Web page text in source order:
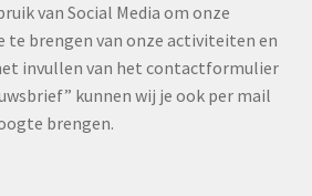
van Social Media om onze
te brengen van onze activiteiten en
invullen van het contactformulier
kunnen wij je ook per mail
brengen.